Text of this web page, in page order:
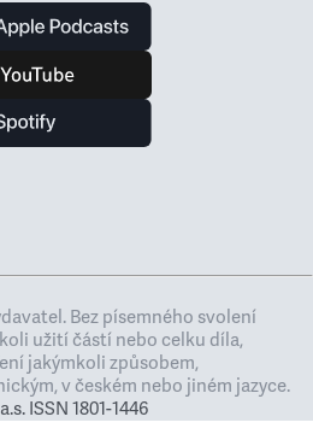
Bez písemného svolení
užití částí nebo celku díla,
jakýmkoli způsobem,
v českém nebo jiném jazyce.
ISSN 1801-1446